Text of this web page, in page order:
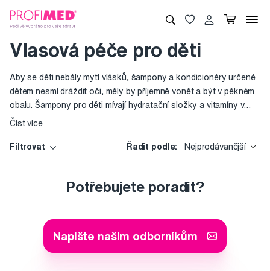
Vlasová péče pro děti
Aby se děti nebály mytí vlásků, šampony a kondicionéry určené
dětem nesmí dráždit oči, měly by příjemně vonět a být v pěkném
obalu. Šampony pro děti mívají hydratační složky a vitamíny v
optimálním množství pro výživu jemné dětské pokožky. Dávejte
Číst více
Filtrovat Řadit podle: Nejprodávanější
Potřebujete poradit?
Napište našim odborníkům